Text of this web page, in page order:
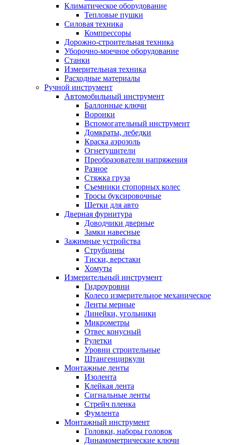
Климатическое оборудование
Тепловые пушки
Силовая техника
Компрессоры
Дорожно-строительная техника
Уборочно-моечное оборудование
Станки
Измерительная техника
Расходные материалы
Ручной инструмент
Автомобильный инструмент
Баллонные ключи
Воронки
Вспомогательный инструмент
Домкраты, лебедки
Краска аэрозоль
Огнетушители
Преобразователи напряжения
Разное
Стяжка груза
Съемники стопорных колес
Тросы буксировочные
Щетки для авто
Дверная фурнитура
Доводчики дверные
Замки навесные
Зажимные устройства
Струбцины
Тиски, верстаки
Хомуты
Измерительный инструмент
Гидроуровни
Колесо измерительное механическое
Ленты мерные
Линейки, угольники
Микрометры
Отвес конусный
Рулетки
Уровни строительные
Штангенциркули
Монтажные ленты
Изолента
Клейкая лента
Сигнальные ленты
Стрейч пленка
Фумлента
Монтажный инструмент
Головки, наборы головок
Динамометрические ключи